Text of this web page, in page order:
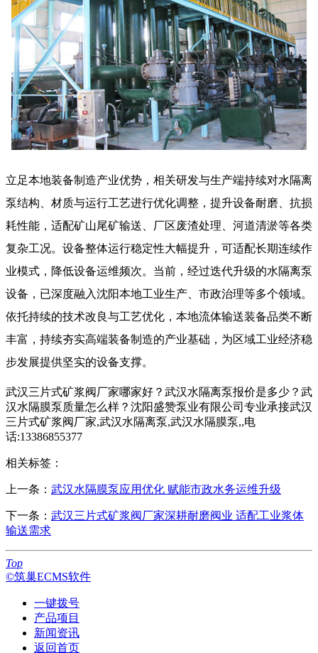
立足本地装备制造产业优势，相关研发与生产端持续对水隔离
泵结构、材质与运行工艺进行优化调整，提升设备耐磨、抗损
耗性能，适配矿山尾矿输送、厂区废渣处理、河道清淤等各类
复杂工况。设备整体运行稳定性大幅提升，可适配长期连续作
业模式，降低设备运维频次。当前，经过迭代升级的水隔离泵
设备，已深度融入沈阳本地工业生产、市政治理等多个领域。
依托持续的技术改良与工艺优化，本地流体输送装备品类不断
丰富，持续夯实高端装备制造的产业基础，为区域工业经济稳
步发展提供坚实的设备支撑。
武汉三片式矿浆阀厂家哪家好？武汉水隔离泵报价是多少？武
汉水隔膜泵质量怎么样？沈阳盛赞泵业有限公司专业承接武汉
三片式矿浆阀厂家,武汉水隔离泵,武汉水隔膜泵,,电
话:13386855377
相关标签：
上一条： 武汉水隔膜泵应用优化 赋能市政水务运维升级
下一条： 武汉三片式矿浆阀厂家深耕耐磨阀业 适配工业浆体
输送需求
Top
©筑巢ECMS软件
一键拨号
产品项目
新闻资讯
返回首页